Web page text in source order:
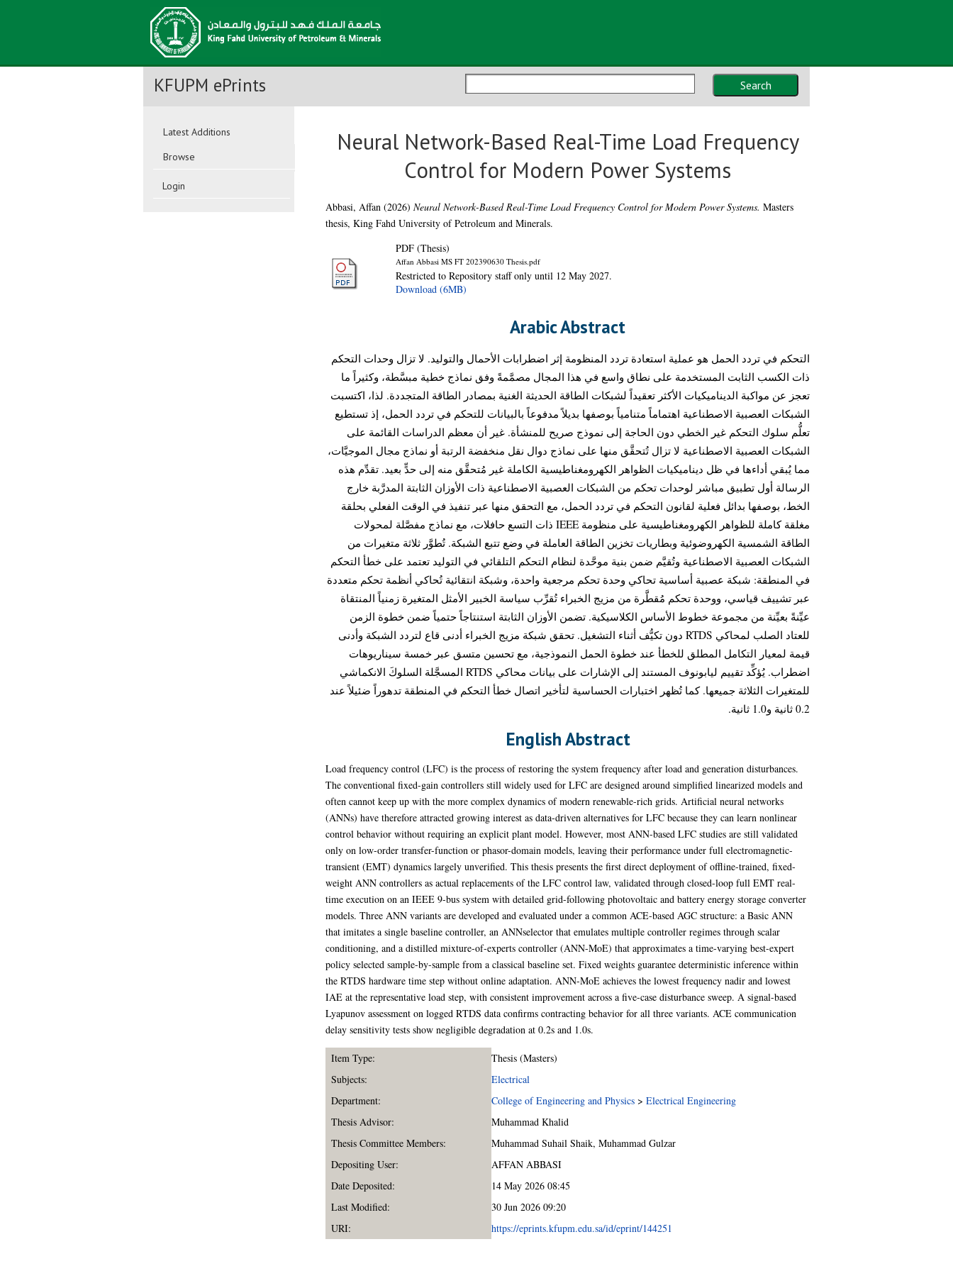
Search
KFUPM ePrints
Latest Additions
Browse
Login
Neural Network-Based Real-Time Load Frequency
Control for Modern Power Systems
Abbasi, Affan(2026) Neural Network-Based Real-Time Load Frequency Control for Modern Power Systems. Masters
thesis, King Fahd University of Petroleum and Minerals.
PDF (Thesis)
Affan Abbasi MS FT 202390630 Thesis.pdf
Restricted to Repository staff only until 12 May 2027.
Download (6MB)
Arabic Abstract
التحكم في تردد الحمل هو عملية استعادة تردد المنظومة إثر اضطرابات الأحمال والتوليد. لا تزال وحدات التحكم
ذات الكسب الثابت المستخدمة على نطاق واسع في هذا المجال مصمَّمةً وفق نماذج خطية مبسَّطة، وكثيراً ما
تعجز عن مواكبة الديناميكيات الأكثر تعقيداً لشبكات الطاقة الحديثة الغنية بمصادر الطاقة المتجددة. لذا، اكتسبت
الشبكات العصبية الاصطناعية اهتماماً متنامياً بوصفها بديلاً مدفوعاً بالبيانات للتحكم في تردد الحمل، إذ تستطيع
تعلُّم سلوك التحكم غير الخطي دون الحاجة إلى نموذج صريح للمنشأة. غير أن معظم الدراسات القائمة على
الشبكات العصبية الاصطناعية لا تزال تُتحقَّق منها على نماذج دوال نقل منخفضة الرتبة أو نماذج مجال الموجيَّات،
مما يُبقي أداءها في ظل ديناميكيات الظواهر الكهرومغناطيسية الكاملة غير مُتحقَّق منه إلى حدٍّ بعيد. تقدِّم هذه
الرسالة أول تطبيق مباشر لوحدات تحكم من الشبكات العصبية الاصطناعية ذات الأوزان الثابتة المدرَّبة خارج
الخط، بوصفها بدائل فعلية لقانون التحكم في تردد الحمل، مع التحقق منها عبر تنفيذ في الوقت الفعلي بحلقة
مغلقة كاملة للظواهر الكهرومغناطيسية على منظومة IEEE ذات التسع حافلات، مع نماذج مفصَّلة لمحولات
الطاقة الشمسية الكهروضوئية وبطاريات تخزين الطاقة العاملة في وضع تتبع الشبكة. تُطوَّر ثلاثة متغيرات من
الشبكات العصبية الاصطناعية وتُقيَّم ضمن بنية موحَّدة لنظام التحكم التلقائي في التوليد تعتمد على خطأ التحكم
في المنطقة: شبكة عصبية أساسية تحاكي وحدة تحكم مرجعية واحدة، وشبكة انتقائية تُحاكي أنظمة تحكم متعددة
عبر تشييف قياسي، ووحدة تحكم مُقطَّرة من مزيج الخبراء تُقرِّب سياسة الخبير الأمثل المتغيرة زمنياً المنتقاة
عيِّنةً بعيِّنة من مجموعة خطوط الأساس الكلاسيكية. تضمن الأوزان الثابتة استنتاجاً حتمياً ضمن خطوة الزمن
للعتاد الصلب لمحاكي RTDS دون تكيُّف أثناء التشغيل. تحقق شبكة مزيج الخبراء أدنى قاع لتردد الشبكة وأدنى
قيمة لمعيار التكامل المطلق للخطأ عند خطوة الحمل النموذجية، مع تحسين متسق عبر خمسة سيناريوهات
اضطراب. يُؤكِّد تقييم ليابونوف المستند إلى الإشارات على بيانات محاكي RTDS المسجَّلة السلوكَ الانكماشي
للمتغيرات الثلاثة جميعها. كما تُظهر اختبارات الحساسية لتأخير اتصال خطأ التحكم في المنطقة تدهوراً ضئيلاً عند
0.2 ثانية و1.0 ثانية.
English Abstract
Load frequency control (LFC) is the process of restoring the system frequency after load and generation disturbances.
The conventional fixed-gain controllers still widely used for LFC are designed around simplified linearized models and
often cannot keep up with the more complex dynamics of modern renewable-rich grids. Artificial neural networks
(ANNs) have therefore attracted growing interest as data-driven alternatives for LFC because they can learn nonlinear
control behavior without requiring an explicit plant model. However, most ANN-based LFC studies are still validated
only on low-order transfer-function or phasor-domain models, leaving their performance under full electromagnetic-
transient (EMT) dynamics largely unverified. This thesis presents the first direct deployment of offline-trained, fixed-
weight ANN controllers as actual replacements of the LFC control law, validated through closed-loop full EMT real-
time execution on an IEEE 9-bus system with detailed grid-following photovoltaic and battery energy storage converter
models. Three ANN variants are developed and evaluated under a common ACE-based AGC structure: a Basic ANN
that imitates a single baseline controller, an ANNselector that emulates multiple controller regimes through scalar
conditioning, and a distilled mixture-of-experts controller (ANN-MoE) that approximates a time-varying best-expert
policy selected sample-by-sample from a classical baseline set. Fixed weights guarantee deterministic inference within
the RTDS hardware time step without online adaptation. ANN-MoE achieves the lowest frequency nadir and lowest
IAE at the representative load step, with consistent improvement across a five-case disturbance sweep. A signal-based
Lyapunov assessment on logged RTDS data confirms contracting behavior for all three variants. ACE communication
delay sensitivity tests show negligible degradation at 0.2s and 1.0s.
Item Type:
Thesis (Masters)
Subjects:
Electrical
Department:
College of Engineering and Physics> Electrical Engineering
Thesis Advisor:
Muhammad Khalid
Thesis Committee Members:
Muhammad Suhail Shaik, Muhammad Gulzar
Depositing User:
AFFAN ABBASI
Date Deposited:
14 May 2026 08:45
Last Modified:
30 Jun 2026 09:20
URI:
https://eprints.kfupm.edu.sa/id/eprint/144251